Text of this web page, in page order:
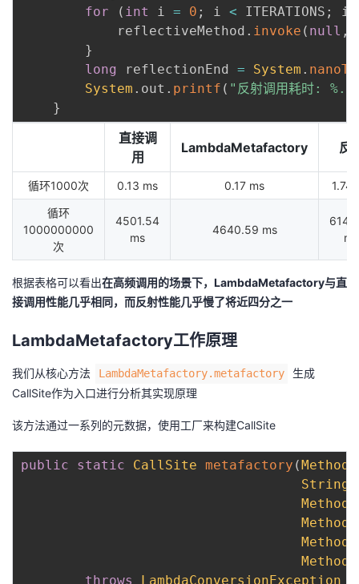
for
( int i = 0 ; i < ITERATIONS ; i
            reflectiveMethod
. invoke ( null ,
}
long
reflectionEnd = System .
System . out . printf ( "反射调用耗时:
}
直接调
用
LambdaMetafactory 反
循环1000次 0.13 ms 0.17 ms
1.74
循环
1000000000
次
4501.54
ms
4640.59 ms
ms
根据表格可以看出在高频调用的场景下，LambdaMetafactory与直
接调用性能几乎相同，而反射性能几乎慢了将近四分之一
LambdaMetafactory工作原理
我们从核心方法 LambdaMetafactory.metafactory
生成
CallSite作为入口进行分析其实现原理
该方法通过一系列的元数据，使用工厂来构建CallSite
public static CallSite metafactory (
String
throws
LambdaConversionException